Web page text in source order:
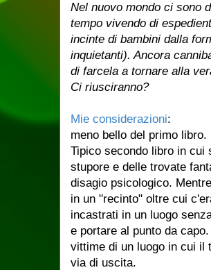
Nel nuovo mondo ci sono
tempo vivendo di
incinte di bambini dalla
inquietanti). Ancora
di farcela a tornare alla
Ci riusciranno?
Mie considerazioni:
meno bello del primo libro.
Tipico secondo libro in cui
stupore e delle trovate
disagio psicologico.
in un "recinto" oltre cui
incastrati in un luogo
e portare al punto da
vittime di un luogo in cui il
via di uscita.